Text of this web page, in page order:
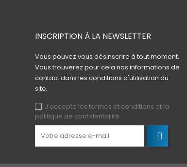
INSCRIPTION À LA NEWSLETTER
Vous pouvez vous désinscrire à tout moment.
Vous trouverez pour cela nos informations de
contact dans les conditions d'utilisation du
site.
J'accepte les termes et conditions et la
politique de confidentialité.